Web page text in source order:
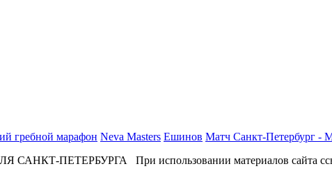
гребной марафон Neva Masters Ешинов Матч Санкт-Петербург -
ПЕТЕРБУРГА При использовании материалов сайта